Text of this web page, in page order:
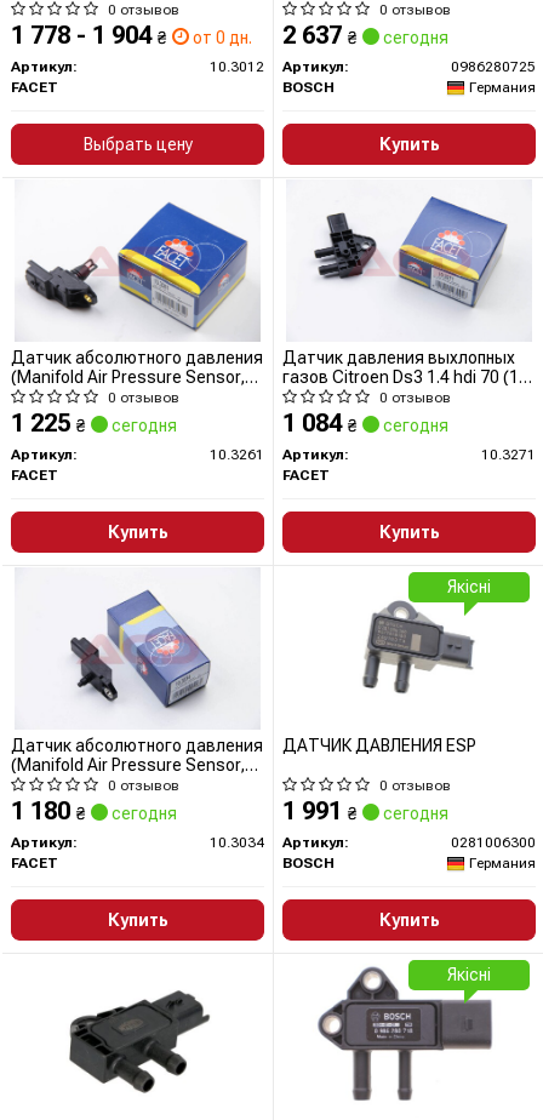
0 отзывов
1 778 - 1 904 ₴ от 0 дн.
Артикул:
10.3012
FACET
Выбрать цену
0 отзывов
2 637 ₴ сегодня
Артикул:
0986280725
BOSCH
Германия
Купить
Датчик абсолютного давления
(Manifold Air Pressure Sensor,
MAP sensor)0 отзывов
1 225 ₴ сегодня
Артикул:
10.3261
FACET
Купить
Датчик давления выхлопных
газов Citroen Ds3 1.4 hdi 70 (10-
15) (10.3271) Facet
0 отзывов
1 084 ₴ сегодня
Артикул:
10.3271
FACET
Купить
Датчик абсолютного давления
(Manifold Air Pressure Sensor,
MAP sensor)0 отзывов
1 180 ₴ сегодня
Артикул:
10.3034
FACET
Купить
ДАТЧИК ДАВЛЕНИЯ ESP
0 отзывов
1 991 ₴ сегодня
Артикул:
0281006300
BOSCH
Германия
Купить
Якісні
Якісні